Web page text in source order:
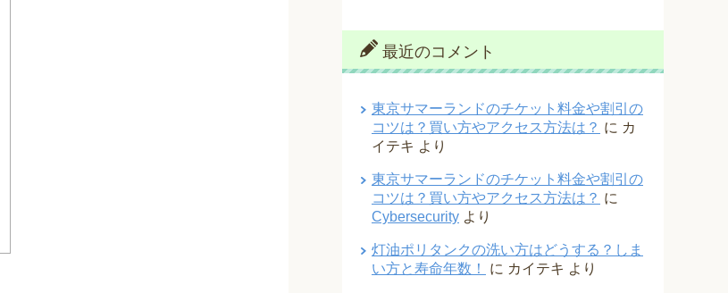
最近のコメント
東京サマーランドのチケット料金や割引の
コツは？買い方やアクセス方法は？ に カ
イテキ より
東京サマーランドのチケット料金や割引の
コツは？買い方やアクセス方法は？ に
Cybersecurity より
灯油ポリタンクの洗い方はどうする？しま
い方と寿命年数！
に カイテキ より